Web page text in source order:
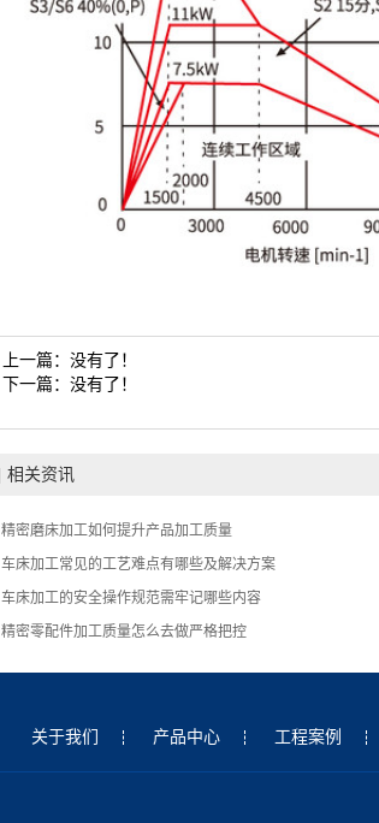
上一篇：没有了！
下一篇：没有了！
相关资讯
精密磨床加工如何提升产品加工质量
车床加工常见的工艺难点有哪些及解决方案
车床加工的安全操作规范需牢记哪些内容
精密零配件加工质量怎么去做严格把控
关于我们 产品中心 工程案例